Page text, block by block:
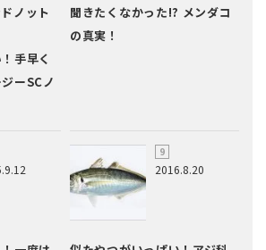
ノット
手早く
ーSCノ
聞きたくなかった!? メンダコ
の真実！
2016.8.20